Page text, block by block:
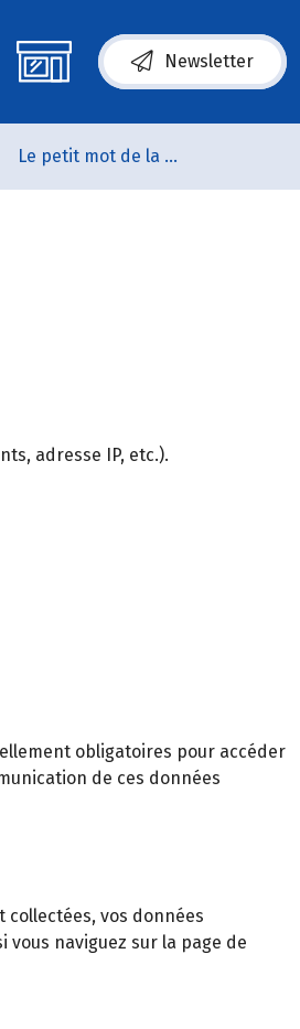
Newsletter
Le petit mot de la naturo
adresse IP, etc.).
obligatoires pour accéder
de ces données
vos données
naviguez sur la page de